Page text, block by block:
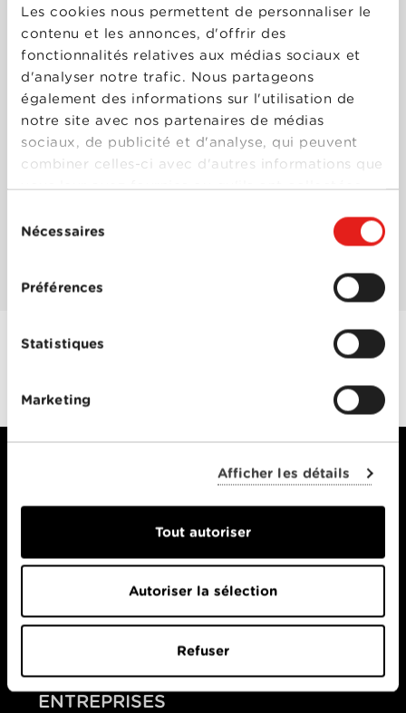
Les cookies nous permettent de personnaliser le
contenu et les annonces, d'offrir des
fonctionnalités relatives aux médias sociaux et
d'analyser notre trafic. Nous partageons
également des informations sur l'utilisation de
notre site avec nos partenaires de médias
sociaux, de publicité et d'analyse, qui peuvent
combiner celles-ci avec d'autres informations que
duNécessaires
Préférences
Statistiques
Marketing
Afficher les détails
Tout autoriser
Autoriser la sélection
Refuser
Série
Trier:
Les plus récents
PARTICULIERS
Télévision
ENTREPRISES